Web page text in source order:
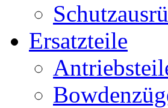
Ersatzteile